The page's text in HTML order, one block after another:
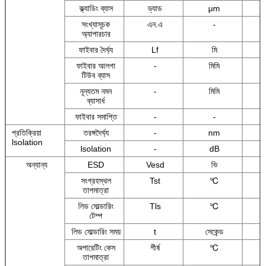
ক্ল্যাডিং ব্যাস
ড্যাড
μm
সংখ্যাসূচক
অ্যাপারচার
এন.এ -
ফাইবার দৈর্ঘ্য Lf
মি
ফাইবার আলগা
টিউব ব্যাস
- মিমি
নূন্যতম নমন
ব্যাসার্ধ
- মিমি
ফাইবার সমাপ্তি -
-
প্রতিক্রিয়া
lsolation
তরঙ্গদৈর্ঘ্য -
nm
lsolation
-
dB
অন্যান্য
ESD Vesd
ভি
সংগ্রহস্থল
তাপমাত্রা
Tst ℃
লিড সোল্ডারিং
টেম্প
Tls ℃
লিড সোল্ডারিং সময় t
সেকেন্ড
অপারেটিং কেস
তাপমাত্রা
শীর্ষ ℃